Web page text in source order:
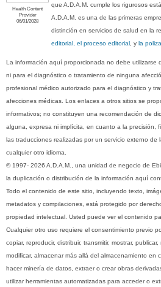
Health Content
Provider
06/01/2028
que A.D.A.M. cumple los rigurosos
A.D.A.M. es una de las primeras
distinción en servicios de salud en la
editorial, el proceso editorial , yla
La información aquí proporcionada no debe utilizarse
ni para el diagnóstico o tratamiento de ninguna
profesional médico autorizado para el diagnóstico y
afecciones médicas. Los enlaces a otros sitios se
informativos; no constituyen una recomendación de
alguna, expresa ni implícita, en cuanto a la precisión,
las traducciones realizadas por un servicio externo de
cualquier otro idioma.
© 1997- 2026 A.D.A.M., una unidad de negocio de
la duplicación o distribución de la información aquí
Todo el contenido de este sitio, incluyendo texto,
metadatos y compilaciones, está protegido por
propiedad intelectual. Usted puede ver el contenido
Cualquier otro uso requiere el consentimiento previo
copiar, reproducir, distribuir, transmitir, mostrar,
modificar, almacenar más allá del almacenamiento en
hacer minería de datos, extraer o crear obras
utilizar herramientas automatizadas para acceder o